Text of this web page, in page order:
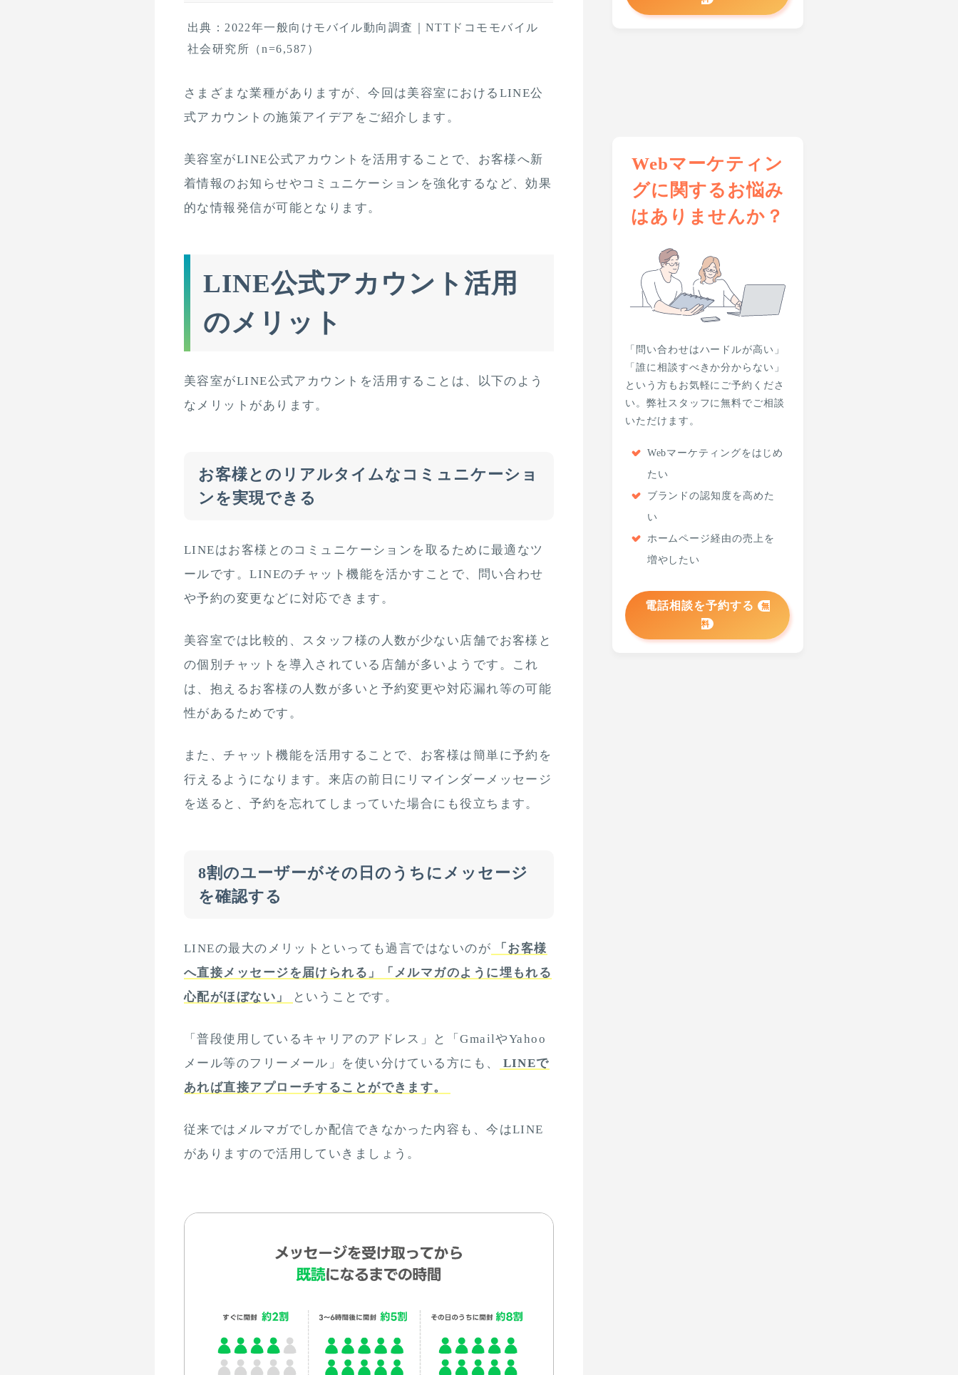
出典：2022年一般向けモバイル動向調査｜NTTドコモモバイル
社会研究所（n=6,587）
さまざまな業種がありますが、今回は美容室におけるLINE公
式アカウントの施策アイデアをご紹介します。
美容室がLINE公式アカウントを活用することで、お客様へ新
着情報のお知らせやコミュニケーションを強化するなど、効果
的な情報発信が可能となります。
LINE公式アカウント活用
のメリット
美容室がLINE公式アカウントを活用することは、以下のよう
なメリットがあります。
お客様とのリアルタイムなコミュニケーショ
ンを実現できる
LINEはお客様とのコミュニケーションを取るために最適なツ
ールです。LINEのチャット機能を活かすことで、問い合わせ
や予約の変更などに対応できます。
美容室では比較的、スタッフ様の人数が少ない店舗でお客様と
の個別チャットを導入されている店舗が多いようです。これ
は、抱えるお客様の人数が多いと予約変更や対応漏れ等の可能
性があるためです。
また、チャット機能を活用することで、お客様は簡単に予約を
行えるようになります。来店の前日にリマインダーメッセージ
を送ると、予約を忘れてしまっていた場合にも役立ちます。
8割のユーザーがその日のうちにメッセージ
を確認する
LINEの最大のメリットといっても過言ではないのが
「お客様
へ直接メッセージを届けられる」「メルマガのように埋もれる
心配がほぼない」
ということです。
「普段使用しているキャリアのアドレス」と「GmailやYahoo
メール等のフリーメール」を使い分けている方にも、
LINEで
あれば直接アプローチすることができます。
従来ではメルマガでしか配信できなかった内容も、今はLINE
がありますので活用していきましょう。
Webマーケティン
グに関するお悩み
はありませんか？
「問い合わせはハードルが高い」
「誰に相談すべきか分からない」
という方もお気軽にご予約くださ
い。弊社スタッフに無料でご相談
いただけます。
Webマーケティングをはじめ
たい
ブランドの認知度を高めた
い
ホームページ経由の売上を
増やしたい
電話相談を予約する
無
料